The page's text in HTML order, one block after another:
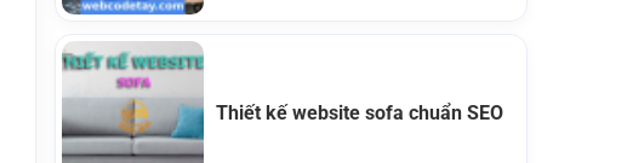
Thiết kế website sofa chuẩn SEO